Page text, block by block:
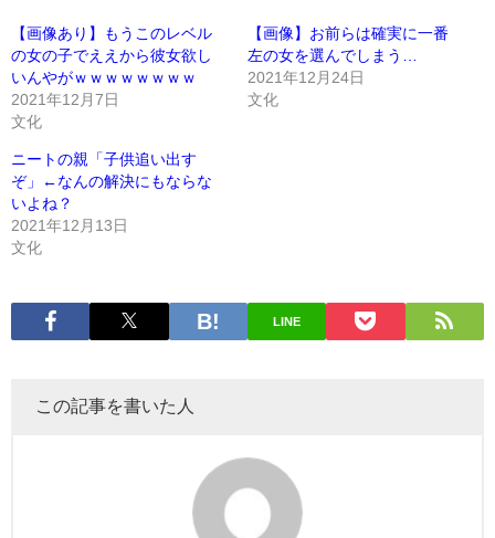
【画像あり】もうこのレベル
の女の子でええから彼女欲し
いんやがｗｗｗｗｗｗｗｗ
2021年12月7日
文化
【画像】お前らは確実に一番
左の女を選んでしまう…
2021年12月24日
文化
ニートの親「子供追い出す
ぞ」←なんの解決にもならな
いよね？
2021年12月13日
文化
LINE
この記事を書いた人